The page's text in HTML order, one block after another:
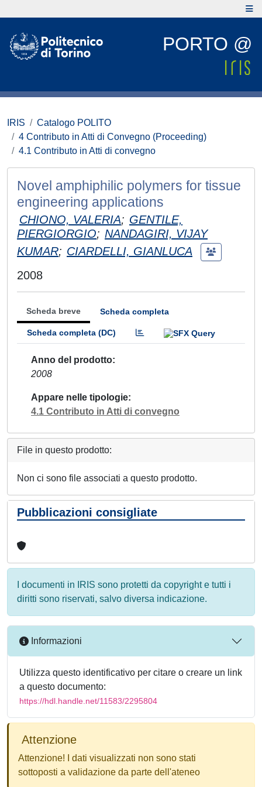
PORTO @
IRIS
Catalogo POLITO
4 Contributo in Atti di Convegno (Proceeding)
4.1 Contributo in Atti di convegno
Novel amphiphilic polymers for tissue
engineering applications
CHIONO, VALERIA; GENTILE,
PIERGIORGIO; NANDAGIRI, VIJAY
KUMAR; CIARDELLI, GIANLUCA
2008
Scheda breve Scheda completa
Scheda completa (DC)
Anno del prodotto
2008
Appare nelle tipologie
4.1 Contributo in Atti di convegno
File in questo prodotto:
Non ci sono file associati a questo prodotto.
Pubblicazioni consigliate
I documenti in IRIS sono protetti da copyright e tutti i
diritti sono riservati, salvo diversa indicazione.
Informazioni
Utilizza questo identificativo per citare o creare un link
a questo documento:
https://hdl.handle.net/11583/2295804
Attenzione
Attenzione! I dati visualizzati non sono stati
sottoposti a validazione da parte dell'ateneo